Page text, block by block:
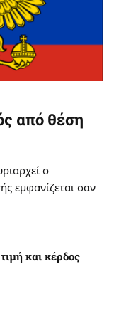
από θέση
ο
εμφανίζεται σαν
και κέρδος